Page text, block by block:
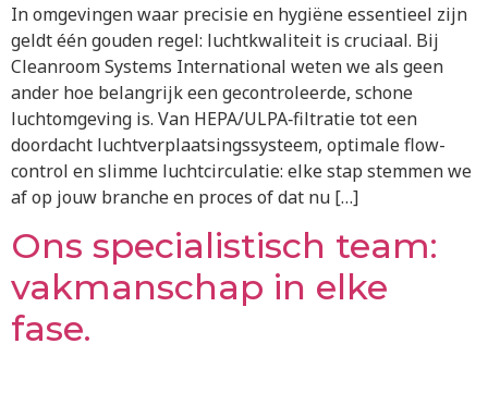
In omgevingen waar precisie en hygiëne essentieel zijn
geldt één gouden regel: luchtkwaliteit is cruciaal. Bij
Cleanroom Systems International weten we als geen
ander hoe belangrijk een gecontroleerde, schone
luchtomgeving is. Van HEPA/ULPA‑filtratie tot een
doordacht luchtverplaatsingssysteem, optimale flow-
control en slimme luchtcirculatie: elke stap stemmen we
af op jouw branche en proces of dat nu […]
Ons specialistisch team:
vakmanschap in elke
fase.